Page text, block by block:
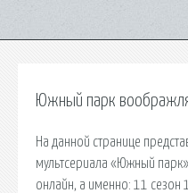
Южный парк
На данной странице
мультсериала «Южный
онлайн, а именно: 11 сезон